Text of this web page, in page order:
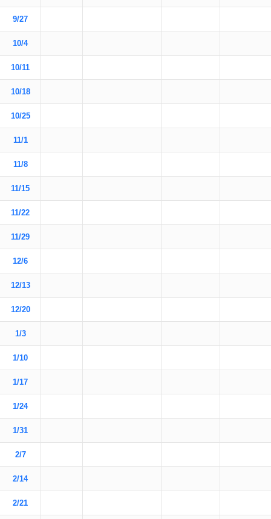
9/27
10/4
10/11
10/18
10/25
11/1
11/8
11/15
11/22
11/29
12/6
12/13
12/20
1/3
1/10
1/17
1/24
1/31
2/7
2/14
2/21